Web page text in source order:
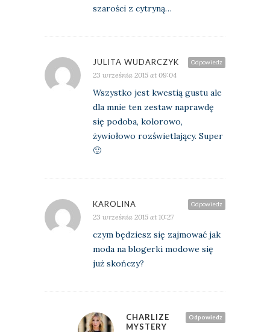
szarości z cytryną…
Odpowiedz
JULITA WUDARCZYK
23 września 2015 at 09:04
Wszystko jest kwestią gustu ale
dla mnie ten zestaw naprawdę
się podoba, kolorowo,
żywiołowo rozświetlający. Super
🙂
Odpowiedz
KAROLINA
23 września 2015 at 10:27
czym będziesz się zajmować jak
moda na blogerki modowe się
już skończy?
Odpowiedz
CHARLIZE
MYSTERY